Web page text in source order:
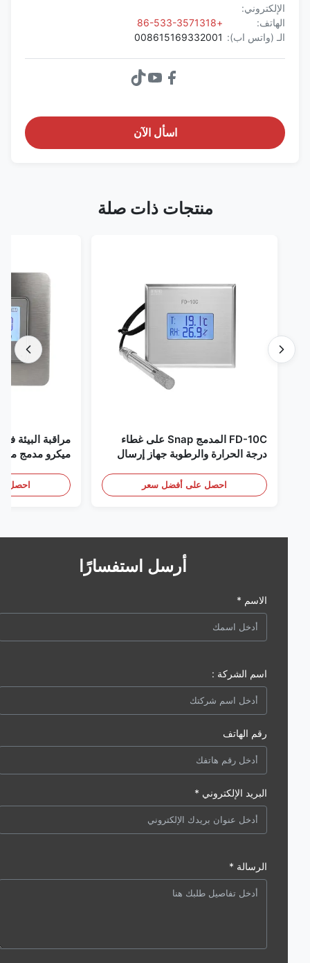
الإلكتروني:
الهاتف:
الـ (واتس اب): 008615169332001
اسأل الآن
منتجات ذات صلة
FD-10C المدمج Snap على غطاء
درجة الحرارة والرطوبة جهاز إرسال
احصل على أفضل سعر
مراقبة البيئة في
ميكرو مدمج من
الكشف عن الأبخرة
احصل على
أرسل استفسارًا
الاسم *
اسم الشركة :
رقم الهاتف
البريد الإلكتروني *
الرسالة *